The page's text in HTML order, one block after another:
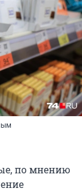
по мнению